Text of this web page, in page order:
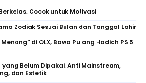
Cocok untuk Motivasi
Zodiak Sesuai Bulan dan Tanggal Lahir
di OLX, Bawa Pulang Hadiah PS 5
yang Belum Dipakai, Anti Mainstream,
dan Estetik